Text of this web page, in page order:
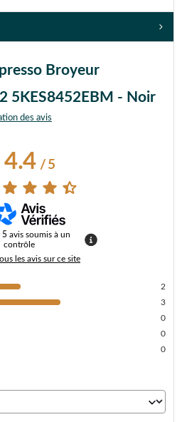
Broyeur
5KES8452EBM - Noir
des avis
4.4/ 5
5 avis soumis à un
contrôle
les avis sur ce site
2
3
0
0
0